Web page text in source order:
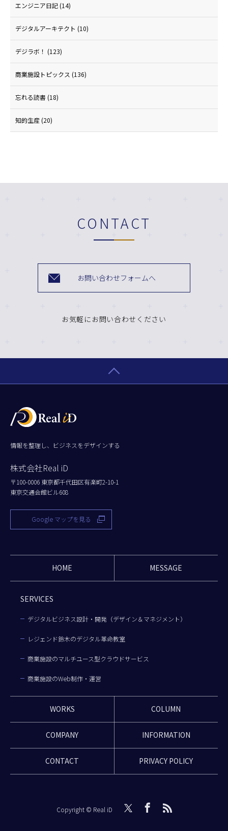
エンジニア日記(14)
デジタルアーキテクト (10)
デジラボ！ (123)
商業施設トピックス (136)
忘れる読書(18)
知的生産(20)
CONTACT
お問い合わせフォームへ
お気軽にお問い合わせください
情報を整理し、ビジネスをデザインする
株式会社Real iD
〒100-0006 東京都千代田区有楽町2-10-1
東京交通会館ビル608
Google マップを見る
HOME MESSAGE
SERVICES
デジタルビジネス設計・開発（デザイン＆マネジメント）
レジェンド鈴木のデジタル革命教室
商業施設のマルチユース型クラウドサービス
商業施設のWeb制作・運営
WORKS COLUMN
COMPANY INFORMATION
CONTACT PRIVACY POLICY
Copyright © Real iD